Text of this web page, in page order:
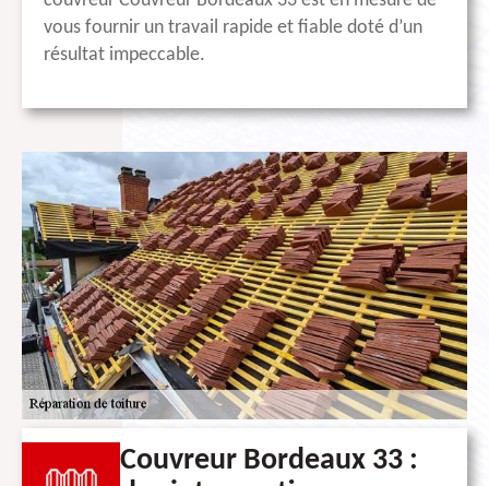
vous fournir un travail rapide et fiable doté d’un
résultat impeccable.
Couvreur Bordeaux 33 :